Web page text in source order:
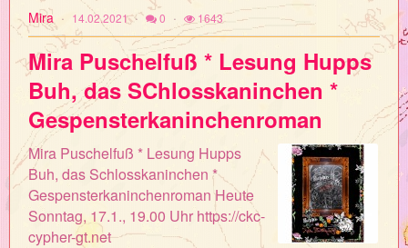
Mira 14.02.2021 0 1643
Mira Puschelfuß * Lesung Hupps
Buh, das SChlosskaninchen *
Gespensterkaninchenroman
Mira Puschelfuß * Lesung Hupps
Buh, das Schlosskaninchen *
Gespensterkaninchenroman Heute
Sonntag, 17.1., 19.00 Uhr https://ckc-
cypher-gt.net